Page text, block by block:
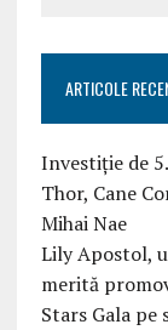
ARTICOLE
Investiție de
Thor, Cane
Mihai Nae
Lily Apostol,
merită
Stars Gala